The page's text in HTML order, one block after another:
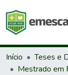
Início
Teses e